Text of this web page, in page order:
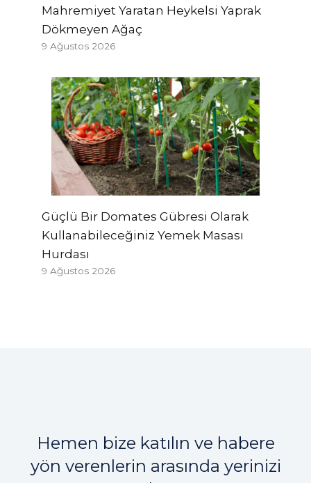
Mahremiyet Yaratan Heykelsi Yaprak
Dökmeyen Ağaç
9 Ağustos 2026
Güçlü Bir Domates Gübresi Olarak
Kullanabileceğiniz Yemek Masası
Hurdası
9 Ağustos 2026
Hemen bize katılın ve habere
yön verenlerin arasında yerinizi